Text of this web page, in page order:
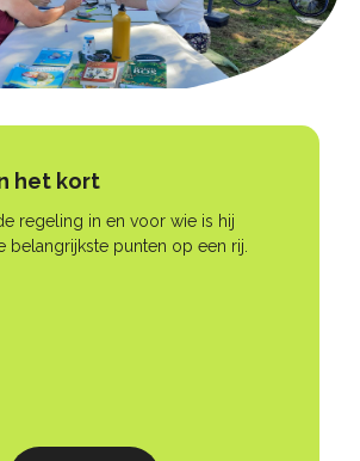
het kort
regeling in en voor wie is hij
belangrijkste punten op een rij.